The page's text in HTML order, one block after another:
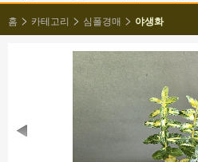
홈 > 카테고리 > 심폴경매 > 야생화